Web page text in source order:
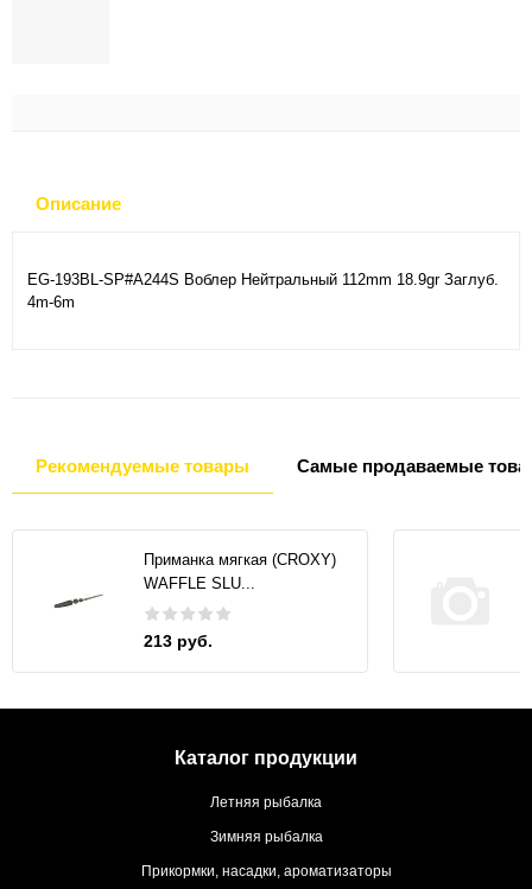
Описание
EG-193BL-SP#A244S Воблер Нейтральный 112mm 18.9gr Заглуб.
4m-6m
Рекомендуемые товары Самые продаваемые
Приманка мягкая (CROXY)
WAFFLE SLU...
213 руб.
Каталог продукции
Летняя рыбалка
Зимняя рыбалка
Прикормки, насадки, ароматизаторы